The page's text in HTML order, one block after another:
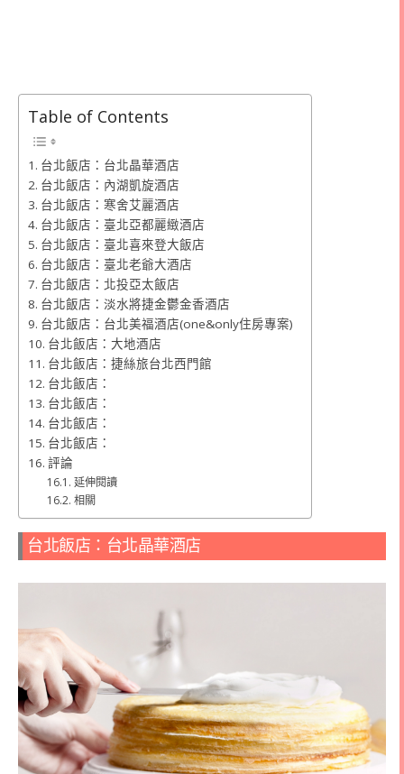
Table of Contents
台北飯店：台北晶華酒店
台北飯店：內湖凱旋酒店
台北飯店：寒舍艾麗酒店
台北飯店：臺北亞都麗緻酒店
台北飯店：臺北喜來登大飯店
台北飯店：臺北老爺大酒店
台北飯店：北投亞太飯店
台北飯店：淡水將捷金鬱金香酒店
台北飯店：台北美福酒店(one&only住房專案)
台北飯店：大地酒店
台北飯店：捷絲旅台北西門館
台北飯店：
台北飯店：
台北飯店：
台北飯店：
評論
延伸閱讀
相關
台北飯店：台北晶華酒店